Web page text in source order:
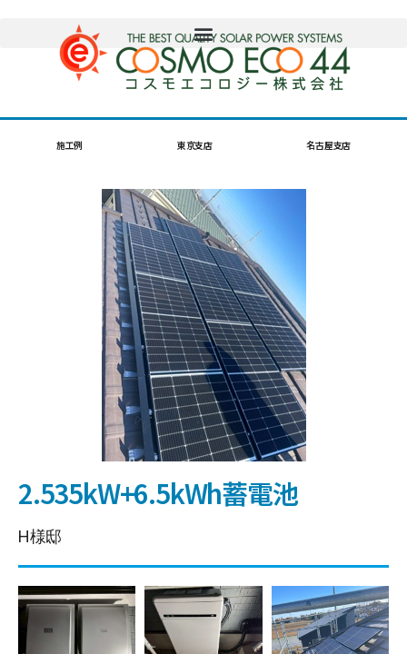
施工例 東京支店 名古屋支店
2.535kW+6.5kWh蓄電池
H様邸